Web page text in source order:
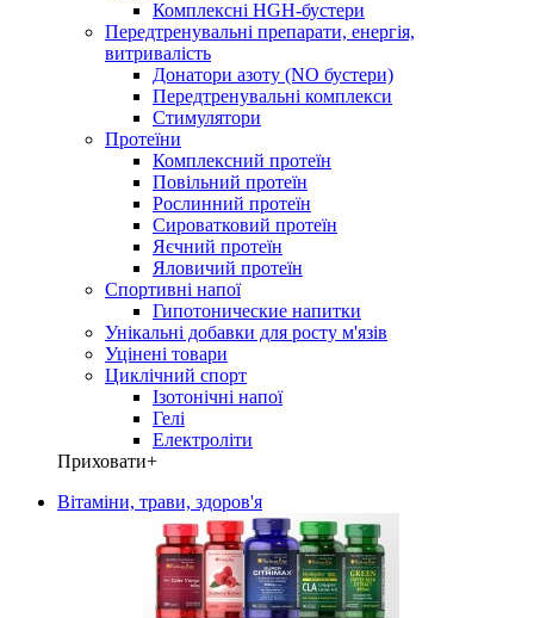
Комплексні HGH-бустери
Передтренувальні препарати, енергія,
витривалість
Донатори азоту (NO бустери)
Передтренувальні комплекси
Стимулятори
Протеїни
Комплексний протеїн
Повільний протеїн
Рослинний протеїн
Сироватковий протеїн
Яєчний протеїн
Яловичий протеїн
Спортивні напої
Гипотонические напитки
Унікальні добавки для росту м'язів
Уцінені товари
Циклічний спорт
Ізотонічні напої
Гелі
Електроліти
Приховати+
Вітаміни, трави, здоров'я